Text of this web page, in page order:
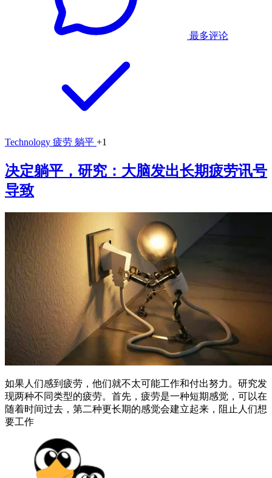
最多评论
Technology 疲劳 躺平 +1
决定躺平，研究：大脑发出长期疲劳讯号
导致
如果人们感到疲劳，他们就不太可能工作和付出努力。研究发
现两种不同类型的疲劳。首先，疲劳是一种短期感觉，可以在
随着时间过去，第二种更长期的感觉会建立起来，阻止人们想
要工作